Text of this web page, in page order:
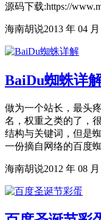
源码下载:https://
海南胡说2013 年 04 月
BaiDu蜘蛛详
做为一个站长，最头
名，权重之类的了，
结构与关键词，但是
一份摘自网络的百度
海南胡说2012 年 08 月